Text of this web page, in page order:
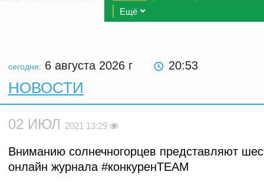
Ещё
сегодня: 6 августа 2026 г 20:53
НОВОСТИ
02 ИЮЛ 2021 13:29
Вниманию солнечногорцев представляют
онлайн журнала #конкуренTEAM